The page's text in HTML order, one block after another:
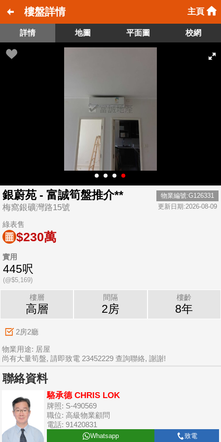
樓盤詳情 主頁
詳情 地圖 平面圖 校網
銀蔚苑 - 富誠筍盤推介**
梅窩銀礦灣路15號
物業編號:G126331
更新日期:2026-08-09
綠表售
$230萬
實用
445呎
(@$5,169)
樓層
高層
間隔
2房
樓齡
8年
2房2廳
物業用途: 居屋
尚有大量筍盤, 請即致電 23452229 查詢聯絡, 謝謝!
聯絡資料
駱承德 CHRIS LOK
牌照: S-490569
職位: 高級物業顧問
電話: 91420831
Whatsapp 致電